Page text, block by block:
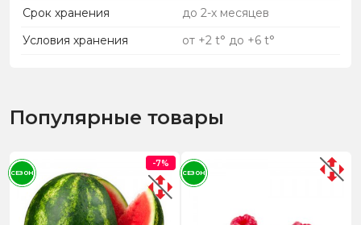
Срок хранения
до 2-х месяцев
Условия хранения
от +2 t° до +6 t°
Популярные товары
-7%
СЕЗОН СЕЗОН